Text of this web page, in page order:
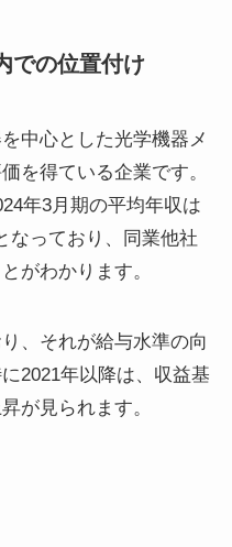
での位置付け
中心とした光学機器メ
を得ている企業です。
年3月期の平均年収は
なっており、同業他社
がわかります。
、それが給与水準の向
2021年以降は、収益基
が見られます。